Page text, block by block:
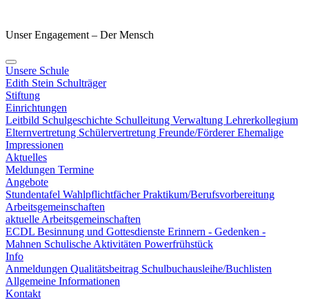
Unser Engagement – Der Mensch
Unsere Schule
Edith Stein Schulträger
Stiftung
Einrichtungen
Leitbild Schulgeschichte Schulleitung Verwaltung Lehrerkollegium
Elternvertretung Schülervertretung Freunde/FördererEhemalige
Impressionen
Aktuelles
Meldungen Termine
Angebote
Stundentafel WahlpflichtfächerPraktikum/Berufsvorbereitung
Arbeitsgemeinschaften
aktuelle Arbeitsgemeinschaften
ECDL Besinnung und Gottesdienste Erinnern - Gedenken -
Mahnen Schulische Aktivitäten Powerfrühstück
Info
Anmeldungen Qualitätsbeitrag Schulbuchausleihe/Buchlisten
Allgemeine Informationen
Kontakt